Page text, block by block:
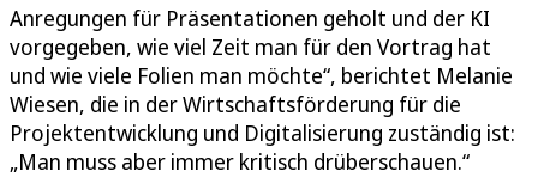
Anregungen für Präsentationen geholt und der KI
vorgegeben, wie viel Zeit man für den Vortrag hat
und wie viele Folien man möchte“, berichtet Melanie
Wiesen, die in der Wirtschaftsförderung für die
Projektentwicklung und Digitalisierung zuständig ist:
„Man muss aber immer kritisch drüberschauen.“